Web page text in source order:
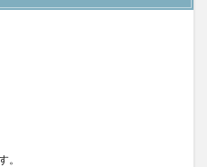
。